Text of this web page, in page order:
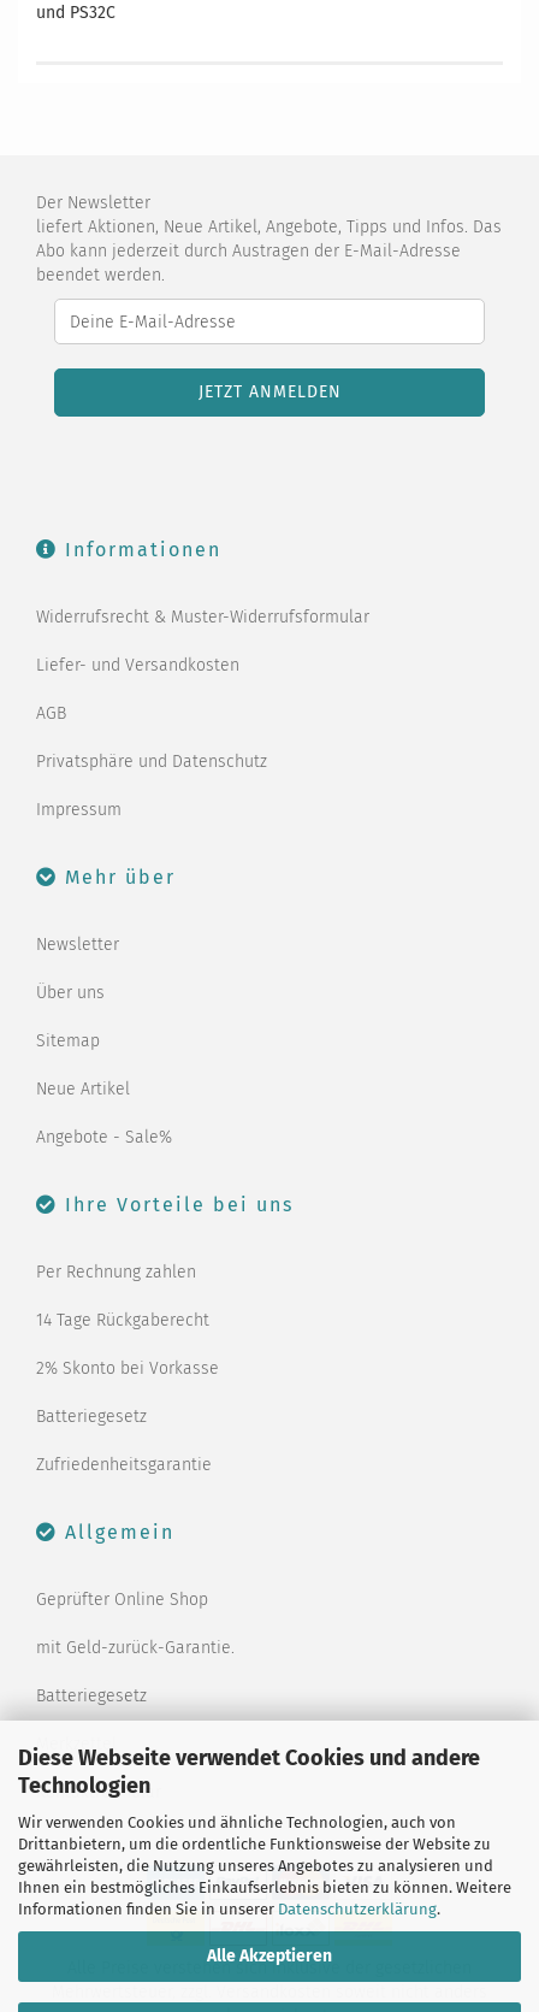
Diese Webseite verwendet Cookies und andere
Technologien
Wir verwenden Cookies und ähnliche Technologien, auch von
Drittanbietern, um die ordentliche Funktionsweise der Website zu
gewährleisten, die Nutzung unseres Angebotes zu analysieren und
Ihnen ein bestmögliches Einkaufserlebnis bieten zu können. Weitere
Informationen finden Sie in unserer Datenschutzerklärung.
Alle Akzeptieren
und PS32C
Der Newsletter
liefert Aktionen, Neue Artikel, Angebote, Tipps und Infos. Das
Abo kann jederzeit durch Austragen der E-Mail-Adresse
beendet werden.
Informationen
Widerrufsrecht & Muster-Widerrufsformular
Liefer- und Versandkosten
AGB
Privatsphäre und Datenschutz
Impressum
Mehr über
Newsletter
Über uns
Sitemap
Neue Artikel
Angebote - Sale%
Ihre Vorteile bei uns
Per Rechnung zahlen
14 Tage Rückgaberecht
2% Skonto bei Vorkasse
Batteriegesetz
Zufriedenheitsgarantie
Allgemein
Geprüfter Online Shop
mit Geld-zurück-Garantie.
Batteriegesetz
Merkzettel
Kontaktformular
Alle Preise verstehen sich inklusive der gesetzlichen